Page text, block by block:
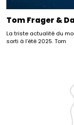
Tom Frager &
La triste actualité du
sorti à l’été 2025. Tom